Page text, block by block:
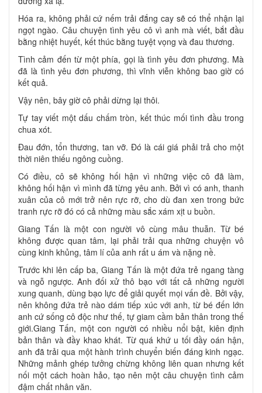
Hóa ra, không phải cứ nếm trải đắng cay sẽ có thể nhận lại
ngọt ngào. Câu chuyện tình yêu cô vì anh mà viết, bắt đầu
bằng nhiệt huyết, kết thúc bằng tuyệt vọng và đau thương.
Tình cảm đến từ một phía, gọi là tình yêu đơn phương. Mà
đã là tình yêu đơn phương, thì vĩnh viễn không bao giờ có
kết quả.
Vậy nên, bây giờ cô phải dừng lại thôi.
Tự tay viết một dấu chấm tròn, kết thúc mối tình đầu trong
chua xót.
Đau đớn, tổn thương, tan vỡ. Đó là cái giá phải trả cho một
thời niên thiếu ngông cuồng.
Có điều, cô sẽ không hối hận vì những việc cô đã làm,
không hối hận vì mình đã từng yêu anh. Bởi vì có anh, thanh
xuân của cô mới trở nên rực rỡ, cho dù đan xen trong bức
tranh rực rỡ đó có cả những màu sắc xám xịt u buồn.
Giang Tấn là một con người vô cùng mâu thuẫn. Từ bé
không được quan tâm, lại phải trải qua những chuyện vô
cùng kinh khủng, tâm lí của anh rất u ám và nặng nề.
Trước khi lên cấp ba, Giang Tấn là một đứa trẻ ngang tàng
và ngỗ ngược. Anh đối xử thô bạo với tất cả những người
xung quanh, dùng bạo lực để giải quyết mọi vấn đề. Bởi vậy,
nên không đứa trẻ nào dám tiếp xúc với anh, từ bé đến lớn
anh cứ sống cô độc như thế, tự giam cầm bản thân trong thế
giới.Giang Tấn, một con người có nhiều nổi bật, kiên định
bản thân và đầy khao khát. Từ quá khứ u tối đầy oán hận,
anh đã trải qua một hành trình chuyển biến đáng kinh ngạc.
Những mảnh ghép tưởng chừng không liên quan nhưng kết
nối một cách hoàn hảo, tạo nên một câu chuyện tình cảm
đậm chất nhân văn.